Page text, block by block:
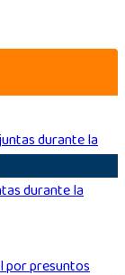
durante la